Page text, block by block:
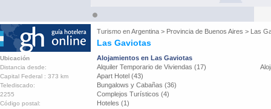
Turismo enArgentina > Provincia de Buenos Aires > Las
Las Gaviotas
Ubicación
Distancia desde:
Capital Federal : 373 km
Telediscado:
2255
Código postal:
Alojamientos en Las Gaviotas
Alquiler Temporario de Viviendas (17)
Apart Hotel (43)
Bungalows y Cabañas (36)
Complejos Turísticos (4)
Hoteles (1)